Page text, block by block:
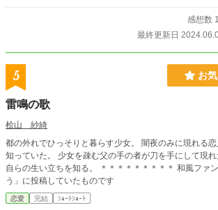
な表現など、苦手な方はご注意くださ
感想数
最終更新日
5 お
雷鳴の歌
桧山 紗綺
都の外れでひっそりと暮らす少女。 闇夜のみに現れる恋人が人ではないことは
知っていた。 少女を疎む父の手の者が刀を手にして現れたとき、少女は初めて
自らの生い立ちを知る。 ＊＊＊＊＊＊＊＊＊ 和風ファ
う」に投稿していたものです
恋愛 完結 ｼｮｰﾄｼｮｰﾄ